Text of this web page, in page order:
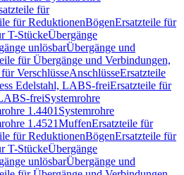
für
für ReduktionenBögenErsatzteile für
T-StückeÜbergänge
unlösbarÜbergänge und
für Übergänge und Verbindungen,
VerschlüsseAnschlüsseErsatzteile
Edelstahl, LABS-freiErsatzteile für
freiSystemrohre
1.4401 Systemrohre
1.4521MuffenErsatzteile für
für ReduktionenBögenErsatzteile für
T-StückeÜbergänge
unlösbarÜbergänge und